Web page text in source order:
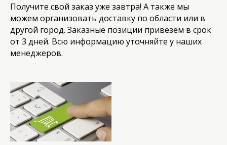
Получите свой заказ уже завтра! А также мы
можем организовать доставку по области или в
другой город. Заказные позиции привезем в срок
от 3 дней. Всю информацию уточняйте у наших
менеджеров.